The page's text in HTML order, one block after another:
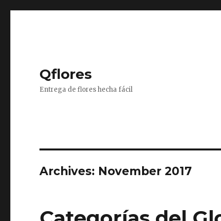
Qflores
Entrega de flores hecha fácil
Archives: November 2017